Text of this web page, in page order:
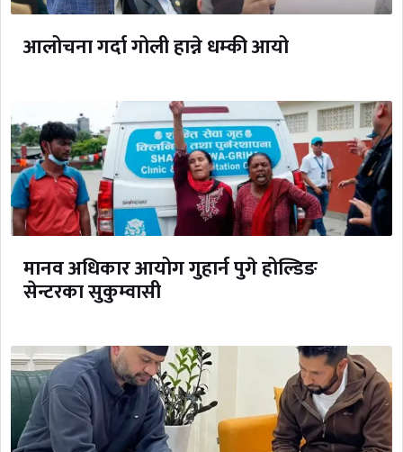
आलोचना गर्दा गोली हान्ने धम्की आयो
मानव अधिकार आयोग गुहार्न पुगे होल्डिङ
सेन्टरका सुकुम्वासी